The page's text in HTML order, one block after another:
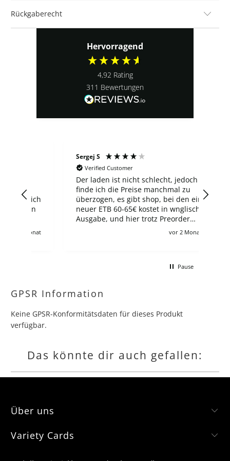
Rückgaberecht
Hervorragend
4,92 Rating
311 Bewertungen
Verified Customer
Der laden ist nicht schlecht, jedoch
finde ich die Preise manchmal zu
überzogen, es gibt shop, bei den ein
neuer ETB 60-65€ kostet in wnglischer
Ausgabe, und hier trotz Preorder
vor 2 Monaten
Pause
GPSR Information
Keine GPSR-Konformitätsdaten für dieses Produkt
verfügbar.
Das könnte dir auch gefallen:
Über uns
Variety Cards